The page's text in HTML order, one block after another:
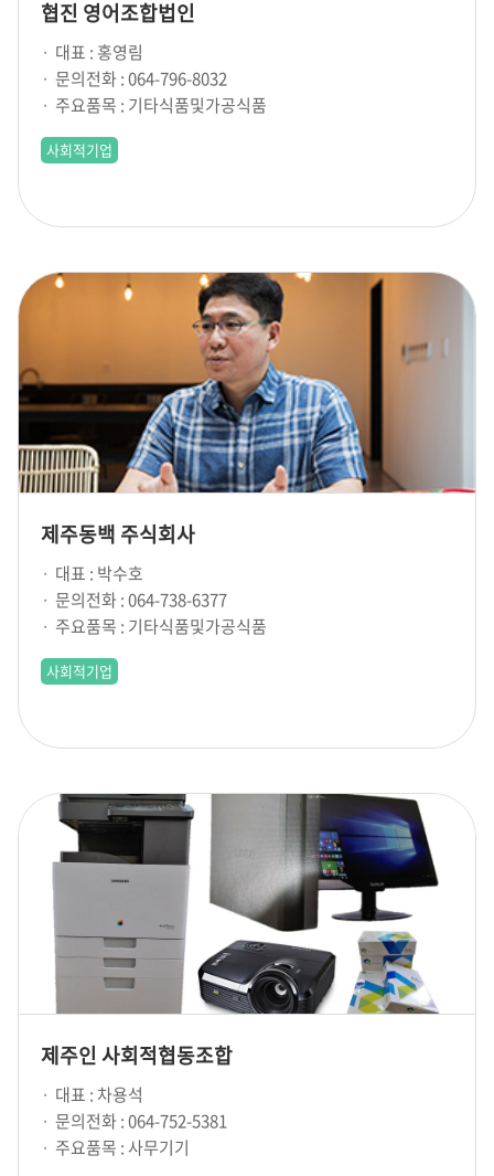
협진 영어조합법인
대표 : 홍영림
문의전화 : 064-796-8032
주요품목 : 기타식품및가공식품
사회적기업
제주동백 주식회사
대표 : 박수호
문의전화 : 064-738-6377
주요품목 : 기타식품및가공식품
사회적기업
제주인 사회적협동조합
대표 : 차용석
문의전화 : 064-752-5381
주요품목 : 사무기기